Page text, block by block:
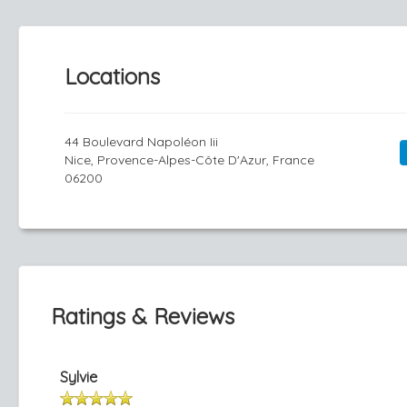
Locations
44 Boulevard Napoléon Iii
Nice, Provence-Alpes-Côte D'Azur, France
06200
Ratings & Reviews
Sylvie